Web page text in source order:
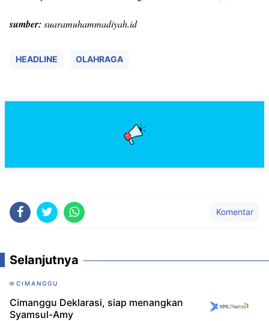
sumber: suaramuhammadiyah.id
HEADLINE OLAHRAGA
Komentar
Selanjutnya
CIMANGGU
Cimanggu Deklarasi, siap menangkan
Syamsul-Amy